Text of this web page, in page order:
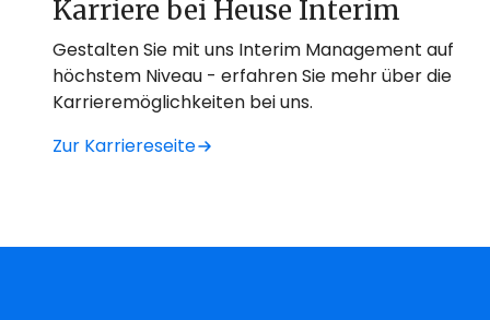
Karriere bei Heuse Interim
Gestalten Sie mit uns Interim Management auf
höchstem Niveau - erfahren Sie mehr über die
Karrieremöglichkeiten bei uns.
Zur Karriereseite